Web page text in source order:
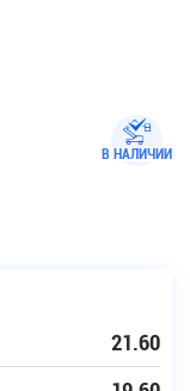
21.60
В НАЛИЧИИ